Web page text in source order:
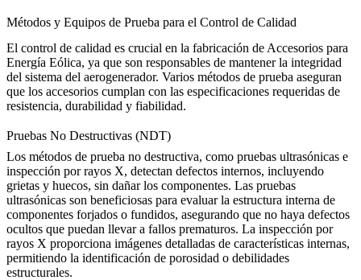
Métodos y Equipos de Prueba para el Control de Calidad
El control de calidad es crucial en la fabricación de Accesorios para
Energía Eólica, ya que son responsables de mantener la integridad
del sistema del aerogenerador. Varios métodos de prueba aseguran
que los accesorios cumplan con las especificaciones requeridas de
resistencia, durabilidad y fiabilidad.
Pruebas No Destructivas (NDT)
Los métodos de prueba no destructiva, como pruebas ultrasónicas e
inspección por rayos X, detectan defectos internos, incluyendo
grietas y huecos, sin dañar los componentes. Las pruebas
ultrasónicas son beneficiosas para evaluar la estructura interna de
componentes forjados o fundidos, asegurando que no haya defectos
ocultos que puedan llevar a fallos prematuros. La inspección por
rayos X proporciona imágenes detalladas de características internas,
permitiendo la identificación de porosidad o debilidades
estructurales.